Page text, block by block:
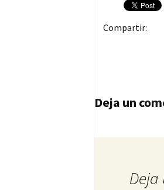
Compartir:
Deja un